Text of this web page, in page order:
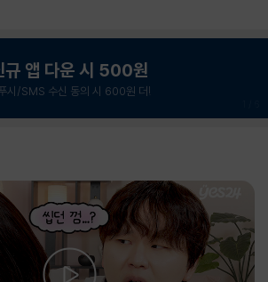
규 앱 다운 시 500원
시/SMS 수신 동의 시 600원 더!